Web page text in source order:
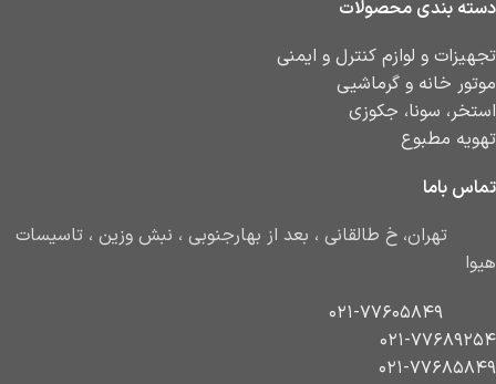
دسته بندی محصولات
تجهیزات و لوازم کنترل و ایمنی
موتور خانه و گرماشیی
استخر، سونا، جکوزی
تهویه مطبوع
تماس باما
تهران، خ طالقانی ، بعد از بهارجنوبی ، نبش وزین ، تاسیسات
هیوا
021-77605849
021-77689254
021-77685849